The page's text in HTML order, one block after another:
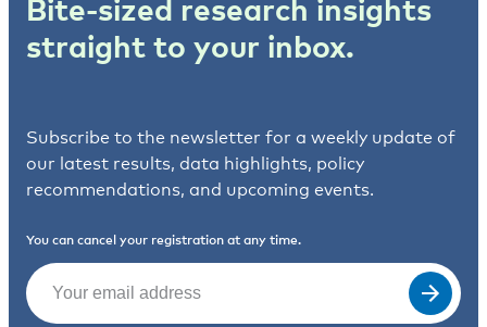
Bite-sized research insights
straight to your inbox.
Subscribe to the newsletter for a weekly update of
our latest results, data highlights, policy
recommendations, and upcoming events.
You can cancel your registration at any time.
Email